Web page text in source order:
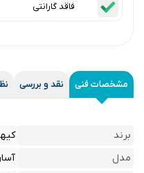
فاقد گارانتی
مشخصات فنی نقد و بررسی
برند
مدل